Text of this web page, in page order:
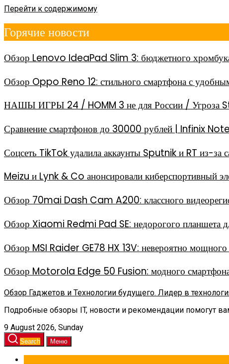
Перейти к содержимому
Горячие новости
Обзор Lenovo IdeaPad Slim 3: бюджетного
Обзор Oppo Reno 12: стильного смартфона с
НАШЫ ИГРЫ 24 / HOMM 3 не для России / Угроза
Сравнение смартфонов до 30000 рублей | Infinix
Соцсеть TikTok удалила аккаунты Sputnik и RT из-
Meizu и Lynk & Co анонсировали киберспортивный
Обзор 70mai Dash Cam A200: классного
Обзор Xiaomi Redmi Pad SE: недорогого планшета
Обзор MSI Raider GE78 HX 13V: невероятно мощного
Обзор Motorola Edge 50 Fusion: модного
Обзор Гаджетов и Технологии будущего. Лидер в
Подробные обзоры IT, новости и рекомендации помогут
9 August 2026, Sunday
Search Меню